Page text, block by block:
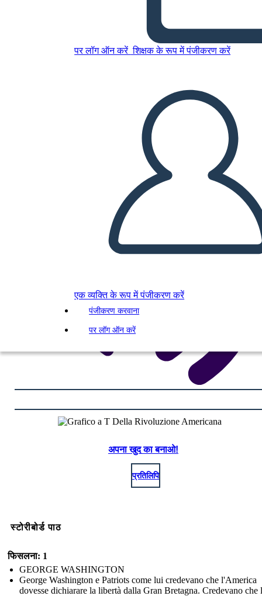
पर लॉग ऑन करें शिक्षक के रूप में पंजीकरण करें
एक व्यक्ति के रूप में पंजीकरण करें
पंजीकरण करवाना
पर लॉग ऑन करें
Grafico a T Della Rivoluzione
Americana
स्टोरीबोर्ड बनाएं
स्लाइड शो चलाएं
मुझे पढ़कर सुनाओ
अपना खुद का बनाओ!
प्रतिलिपि
स्टोरीबोर्ड पाठ
फिसलना: 1
GEORGE WASHINGTON
George Washington e Patriots come lui credevano che l'America
dovesse dichiarare la libertà dalla Gran Bretagna. Credevano che